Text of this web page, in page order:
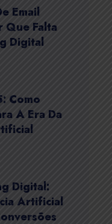
Email
Que Falta
Digital
Como
A Era Da
Digital:
Artificial